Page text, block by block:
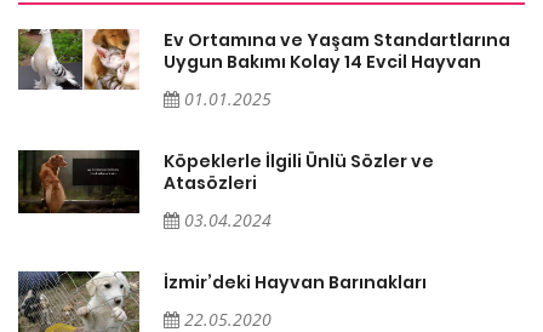
Ev Ortamına ve Yaşam Standartlarına
Uygun Bakımı Kolay 14 Evcil Hayvan
01.01.2025
Köpeklerle İlgili Ünlü Sözler ve
Atasözleri
03.04.2024
İzmir’deki Hayvan Barınakları
22.05.2020